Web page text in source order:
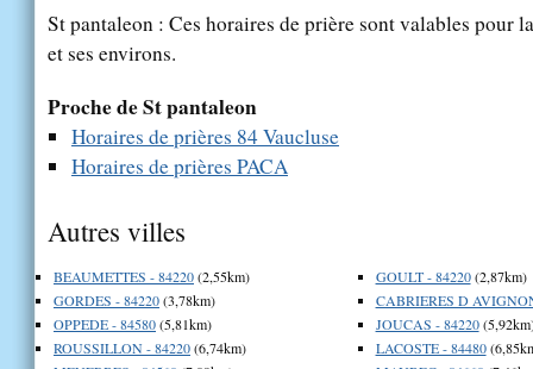
St pantaleon : Ces horaires de prière sont valables pour
et ses environs.
Proche de St pantaleon
Horaires de prières 84 Vaucluse
Horaires de prières PACA
Autres villes
BEAUMETTES - 84220(2,55km)
GORDES - 84220(3,78km)
OPPEDE - 84580(5,81km)
ROUSSILLON - 84220(6,74km)
GOULT - 84220(2,87km)
CABRIERES D
JOUCAS - 84220
LACOSTE - 84480